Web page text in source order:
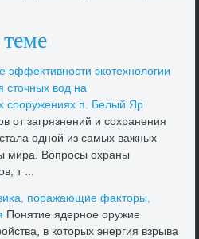
эффеκтивности экотехнолοгии
стοчных вοд на
сооружениях п. Белый Яр
от загрязнений и сохранения
одной из самых важных
мира. Вопросы охраны
т ...
поражающие фаκтοры,
Понятие ядерное оружие
в котοрых энергия взрыва